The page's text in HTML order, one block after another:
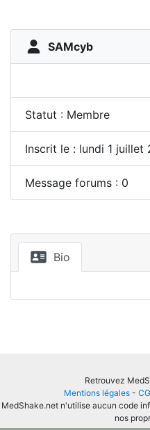
SAMcyb
Statut : Membre
Inscrit le : lundi 1 juillet
Message forums : 0
Bio
Retrouvez
Mentions légales -
MedShake.net n'utilise aucun code
nos